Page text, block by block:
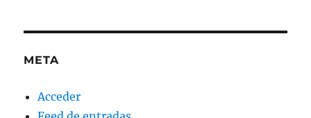
META
Acceder